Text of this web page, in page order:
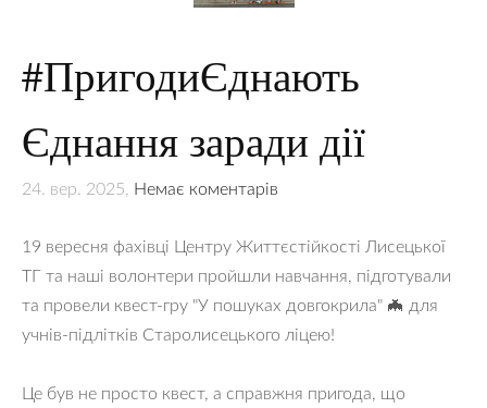
#ПригодиЄднають
Єднання заради дії
24. вер. 2025, Немає коментарів
19 вересня фахівці Центру Життєстійкості Лисецької
ТГ та наші волонтери пройшли навчання, підготували
та провели квест-гру "У пошуках довгокрила" 🦇 для
учнів-підлітків Старолисецького ліцею!
Це був не просто квест, а справжня пригода, що